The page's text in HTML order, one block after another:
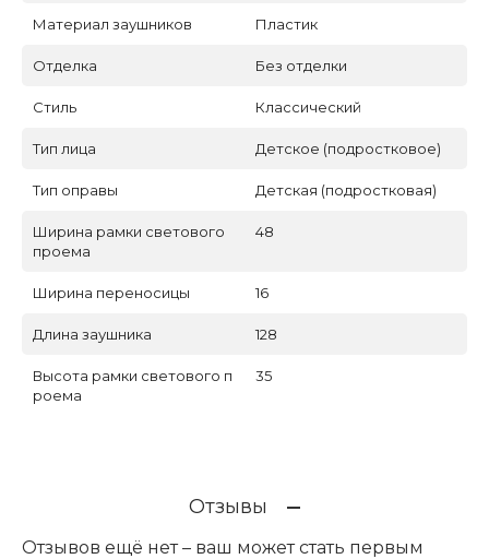
Материал заушников Пластик
Отделка Без отделки
Стиль Классический
Тип лица Детское (подростковое)
Тип оправы Детская (подростковая)
Ширина рамки светового
проема
48
Ширина переносицы 16
Длина заушника 128
Высота рамки светового п
роема
35
Отзывы
Отзывов ещё нет – ваш может стать первым